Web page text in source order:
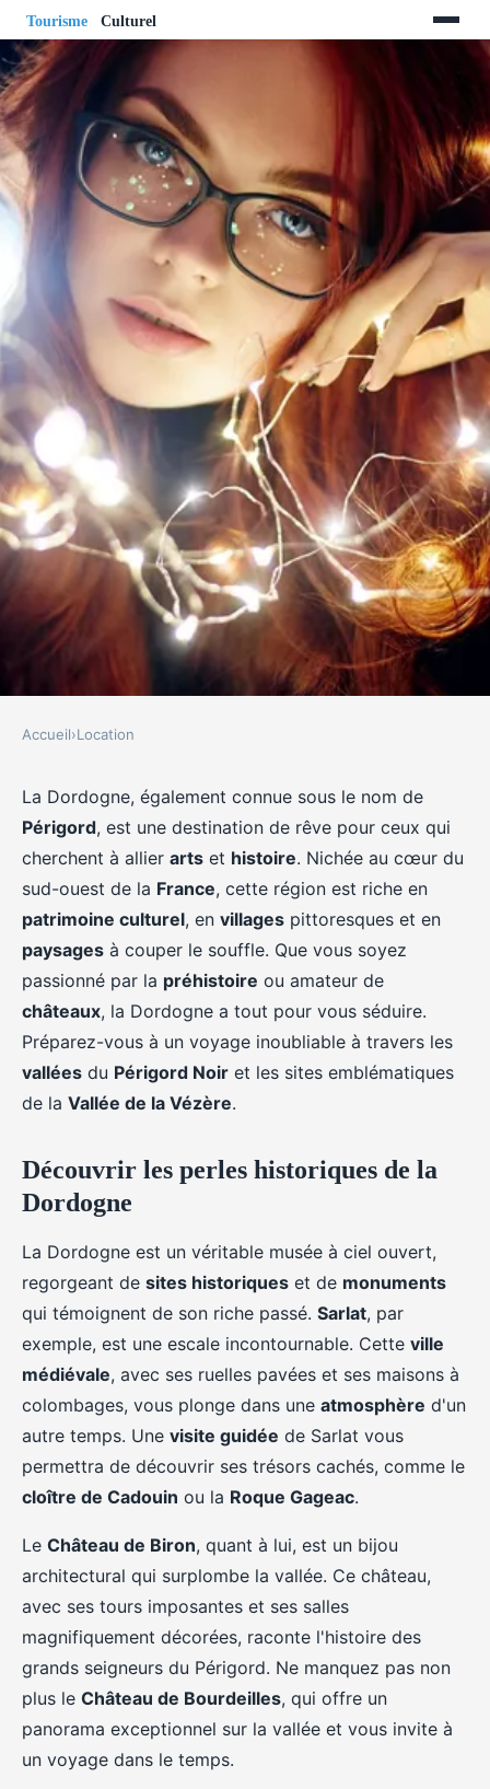
Comment organiser un séjour en
Dordogne avec des ateliers de
peinture et des visites de sites
historiques?
Gaspard•30 juin 2024 •6 min de lecture
Accueil›Location
La Dordogne, également connue sous le nom de
Périgord, est une destination de rêve pour ceux qui
cherchent à allier arts et histoire. Nichée au cœur du
sud-ouest de la France, cette région est riche en
patrimoine culturel, en villages pittoresques et en
paysages à couper le souffle. Que vous soyez
passionné par la préhistoire ou amateur de
châteaux, la Dordogne a tout pour vous séduire.
Préparez-vous à un voyage inoubliable à travers les
vallées du Périgord Noir et les sites emblématiques
de la Vallée de la Vézère.
Découvrir les perles historiques de la
Dordogne
La Dordogne est un véritable musée à ciel ouvert,
regorgeant de sites historiques et de monuments
qui témoignent de son riche passé. Sarlat, par
exemple, est une escale incontournable. Cette ville
médiévale, avec ses ruelles pavées et ses maisons à
colombages, vous plonge dans une atmosphère d'un
autre temps. Une visite guidée de Sarlat vous
permettra de découvrir ses trésors cachés, comme le
cloître de Cadouin ou la Roque Gageac.
Le Château de Biron, quant à lui, est un bijou
architectural qui surplombe la vallée. Ce château,
avec ses tours imposantes et ses salles
magnifiquement décorées, raconte l'histoire des
grands seigneurs du Périgord. Ne manquez pas non
plus le Château de Bourdeilles, qui offre un
panorama exceptionnel sur la vallée et vous invite à
un voyage dans le temps.